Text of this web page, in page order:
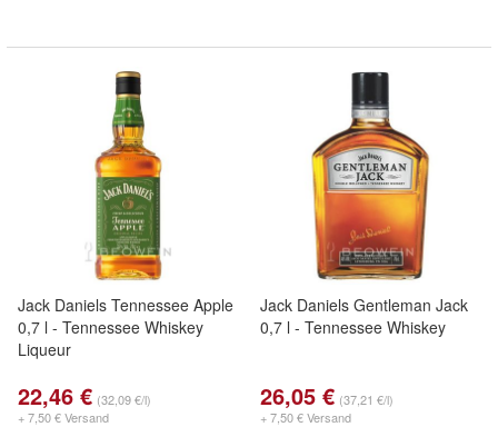
Jack Daniels Tennessee Apple
0,7 l - Tennessee Whiskey
Liqueur
22,46 € (32,09 €/l)
+ 7,50 € Versand
Jack Daniels Gentleman Jack
0,7 l - Tennessee Whiskey
26,05 € (37,21 €/l)
+ 7,50 € Versand